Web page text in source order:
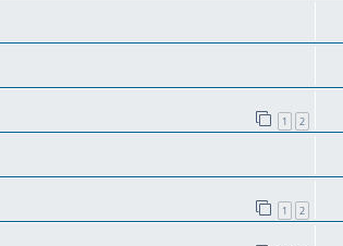
1 2
1 2